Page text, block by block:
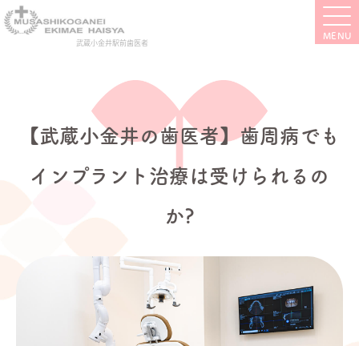
武蔵小金井駅前歯医者
【武蔵小金井の歯医者】歯周病でも
インプラント治療は受けられるの
か?